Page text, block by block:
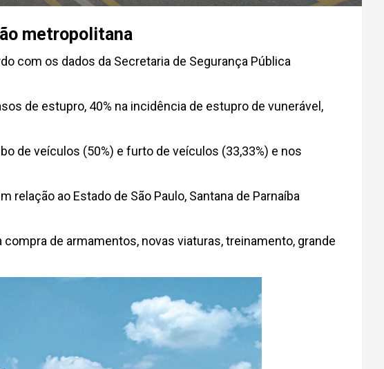
metropolitana
com os dados da Secretaria de Segurança Pública
de estupro, 40% na incidência de estupro de vunerável,
de veículos (50%) e furto de veículos (33,33%) e nos
ao Estado de São Paulo, Santana de Parnaíba
de armamentos, novas viaturas, treinamento, grande